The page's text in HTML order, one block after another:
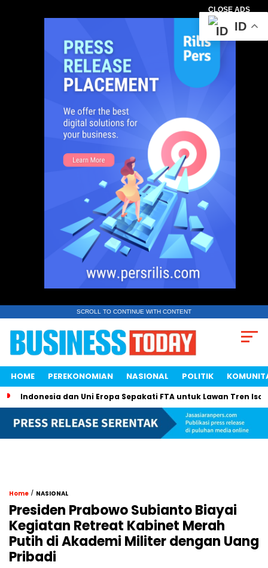
CLOSE ADS
SCROLL TO CONTINUE WITH CONTENT
HOME PEREKONOMIAN NASIONAL POLITIK
Indonesia dan Uni Eropa Sepakati FTA untuk Lawan Tren
Home / NASIONAL
Presiden Prabowo Subianto Biayai
Kegiatan Retreat Kabinet Merah
Putih di Akademi Militer dengan Uang
Pribadi
ID